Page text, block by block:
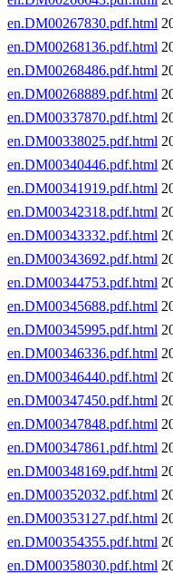
en.DM00267830.pdf.html
en.DM00268136.pdf.html
en.DM00268486.pdf.html
en.DM00268889.pdf.html
en.DM00337870.pdf.html
en.DM00338025.pdf.html
en.DM00340446.pdf.html
en.DM00341919.pdf.html
en.DM00342318.pdf.html
en.DM00343332.pdf.html
en.DM00343692.pdf.html
en.DM00344753.pdf.html
en.DM00345688.pdf.html
en.DM00345995.pdf.html
en.DM00346336.pdf.html
en.DM00346440.pdf.html
en.DM00347450.pdf.html
en.DM00347848.pdf.html
en.DM00347861.pdf.html
en.DM00348169.pdf.html
en.DM00352032.pdf.html
en.DM00353127.pdf.html
en.DM00354355.pdf.html
en.DM00358030.pdf.html